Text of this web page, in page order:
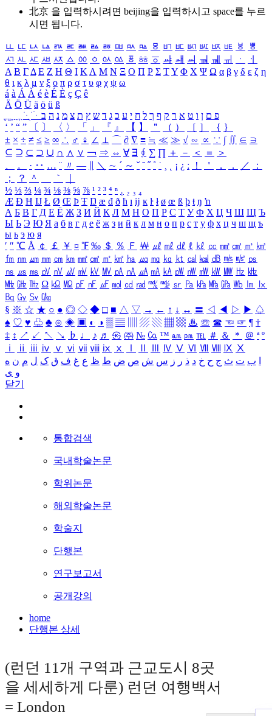
北京 을 입력하시려면 beijing을 입력하시고 space를 누르
시면 됩니다.
ㅥ ㅦ ㅧ ㅨ ㅩ ㅪ ㅫ ㅬ ㅭ ㅮ ㅯ ㅰ ㅱ ㅲ ㅳ ㅴ ㅵ ㅶ ㅷ ㅸ
ㅹ
ㅺ ㅻ ㅼ ㅽ ㅾ ㅿ ㆀ ㆁ ㆂ ㆃ ㆄ ㆅ ㆆ ㆇ ㆈ ㆉ ㆊ ㆋ ㆌ ㆍ
ㆎ
Α Β ΓΔ Ε Ζ Η Θ Ι ΚΛ Μ Ν Ξ Ο Π Ρ Σ ΤΥ Φ Χ Ψ Ω α β γ δ ε ζ η
θ ι κ λ μ ν ξ ο π ρ σ τ υ φ χ ψ ω
á à Á À é è É È ç Ç ê
Ä Ö Ü ä ö ü ß
ִֶֹ ֻּ ׁׂ פ ם ן ו ט א ר ק ף ך ל ח י ע כ ג ד ש ץ ת צ מ נ ה ב
‘ ’ “ ” 〔 〕 〈 〉 「 」 『 』 【 】 ＂ （ ） ［ ］ ｛ ｝
± × ÷ ≠ ≤ ≥ ∞ ∴ ♂ ♀ ∠ ⊥ ⌒ ∂ ∇ ≡ ≒ ≪ ≫ √ ∽ ∝ ∵ ∫ ∬ ∈ ∋
⊆ ⊇ ⊂ ⊃ ∪ ∩ ∧ ∨ ￢ ⇒ ⇔ ∀ ∃ ∮ ∑ ∏ ＋ － ＜ ＝
＞
、
。 · ‥ … ¨ 〃 ― ＼ ∼ ´ ～ ˇ ˘ ˝ ˚ ˙ ¸ ¡ ¿ ː ！ ＇ ， ． ／
：
；
？ ＾ ｀
½ ⅓ ⅔ ¼ ¾ ⅛ ⅜ ⅝ ⅞ ¹ ² ³ ⁴ ⁿ ₁ ₂ ₃ ₄
Æ Ð Ħ Ĳ Ł Ø Œ Þ Ŧ Ŋ æ đ ð ħ ı ĳ ĸ ŀ ł ø œ ß þ ŧ ŋ ŉ
А Б В Г Д Е Ё Ж З И Й К Л М Н О П Р С Т У Ф Х Ц Ч Ш Щ Ъ
Ы Ь Э Ю Я а б в г д е ё ж з и й к л м н о п р с т у ф х ц ч ш щ ъ
ы ь э ю я
′ ″ ℃ Å ￠ ￡ ￥ ¤ ℉ ‰ ＄ ％ Ｆ ￦ ㎕ ㎖ ㎗ ℓ ㎘ ㏄ ㎣ ㎤ ㎥ ㎦
㎙ ㎚ ㎛ ㎜ ㎝ ㎞ ㎟ ㎠ ㎡ ㎢ ㏊ ㎍ ㎎ ㎏ ㏏ ㎈ ㎉ ㏈ ㎧ ㎨ ㎰
㎱ ㎲ ㎳ ㎴ ㎵ ㎶ ㎷ ㎸ ㎹ ㎀ ㎁ ㎂ ㎃ ㎄ ㎺ ㎻ ㎽ ㎾ ㎿ ㎐ ㎑
㎒ ㎓ ㎔ Ω ㏀ ㏁ ㎊ ㎋ ㎌ ㏖ ㏅ ㎭ ㎮ ㎯ ㏛ ㎩ ㎪ ㎫ ㎬ ㏝ ㏐
㏓
㏃ ㏉ ㏜ ㏆
§ ※ ☆ ★ ○ ● ◎ ◇ ◆ □ ■ △ ▽ → ← ↑ ↓ ↔ 〓 ◁ ◀ ▷ ▶ ♤
♠ ♡ ♥ ♧ ♣ ⊙ ◈ ▣ ◐ ◑ ▒ ▤ ▨ ▧ ▦ ▩ ♨ ☏ ☎ ☜ ☞ ¶ †
‡ ↕ ↗ ↙ ↖ ↘ ♭ ♩ ♪ ♬ ㉿ ㈜ № ㏇ ™ ㏂ ㏘ ℡ ＃ ＆ ＊ ＠ ª º
ⅰ
ⅱ ⅲ ⅳ ⅴ ⅵ ⅶ ⅷ ⅸ ⅹ Ⅳ Ⅴ Ⅵ Ⅶ Ⅷ Ⅸ Ⅹ
ب ت ث ج ح خ د ذ ر ز س ش ص ض ط ظ ع غ ف ق ک ل م ن ه
و ی
닫기
통합검색
국내학술논문
학위논문
해외학술논문
학술지
단행본
연구보고서
공개강의
home
단행본 상세
(런던 11개 구역과 근교도시 8곳
을 세세하게 다룬) 런던 여행백서
= London